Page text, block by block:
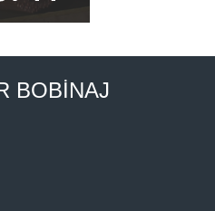
BOBİNAJ